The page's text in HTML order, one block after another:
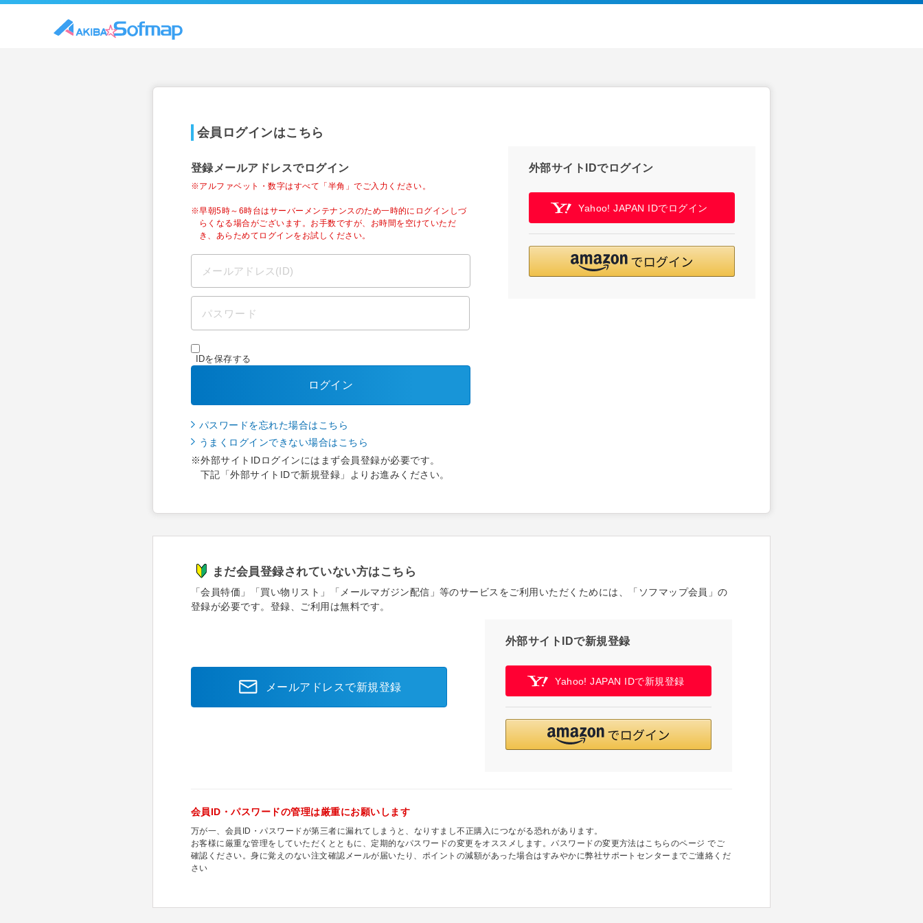
会員ログインはこちら
登録メールアドレスでログイン
※アルファベット・数字はすべて「半角」でご入力ください。
※早朝5時～6時台はサーバーメンテナンスのため一時的にログインしづ
らくなる場合がございます。お手数ですが、お時間を空けていただ
き、あらためてログインをお試しください。
IDを保存する
ログイン
パスワードを忘れた場合はこちら
うまくログインできない場合はこちら
※外部サイトIDログインにはまず会員登録が必要です。
下記「外部サイトIDで新規登録」よりお進みください。
外部サイトIDでログイン
Yahoo! JAPAN IDでログイン
まだ会員登録されていない方はこちら
「会員特価」「買い物リスト」「メールマガジン配信」等のサービスをご利用いただくためには、「ソフマップ会員」の
登録が必要です。登録、ご利用は無料です。
メールアドレスで新規登録
外部サイトIDで新規登録
Yahoo! JAPAN IDで新規登録
会員ID・パスワードの管理は厳重にお願いします
万が一、会員ID・パスワードが第三者に漏れてしまうと、なりすまし不正購入につながる恐れがあります。
お客様に厳重な管理をしていただくとともに、定期的なパスワードの変更をオススメします。パスワードの変更方法はこちらのページ でご
確認ください。身に覚えのない注文確認メールが届いたり、ポイントの減額があった場合はすみやかに弊社サポートセンターまでご連絡くだ
さい